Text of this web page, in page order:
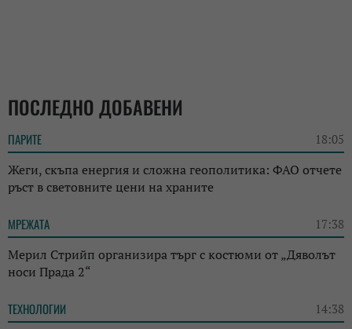
ПОСЛЕДНО ДОБАВЕНИ
ПАРИТЕ 18:05
Жеги, скъпа енергия и сложна геополитика: ФАО отчете
ръст в световните цени на храните
МРЕЖАТА 17:38
Мерил Стрийп организира търг с костюми от „Дяволът
носи Прада 2“
ТЕХНОЛОГИИ 14:38